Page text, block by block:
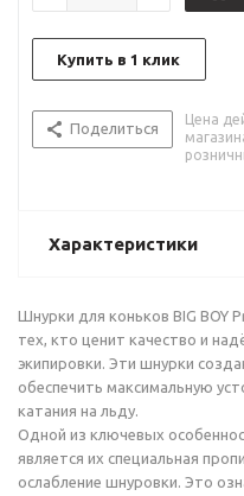
Купить в 1 клик
Поделиться
Цена
Характеристики
Шнурки для коньков BIG BOY
тех, кто ценит качество и
экипировки. Эти шнурки
обеспечить максимальную
катания на льду.
Одной из ключевых
является их специальная
ослабление шнуровки. Это